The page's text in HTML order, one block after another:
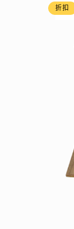
折扣